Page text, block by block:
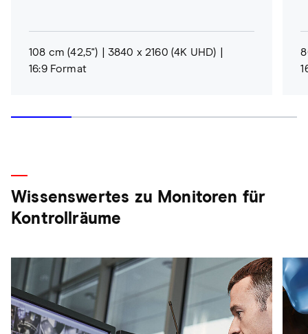
108 cm (42,5")
3840 x 2160 (4K UHD)
16:9 Format
Wissenswertes zu Monitoren für
Kontrollräume